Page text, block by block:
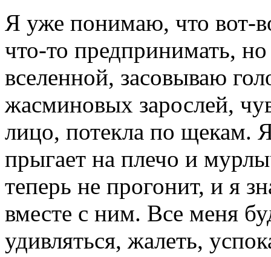
Я уже понимаю, что вот-
что-то предпринимать,
вселенной, засовываю
жасминовых зарослей,
лицо, потекла по щекам.
прыгает на плечо и
теперь не прогонит, и я
вместе с ним. Все меня
удивляться, жалеть,